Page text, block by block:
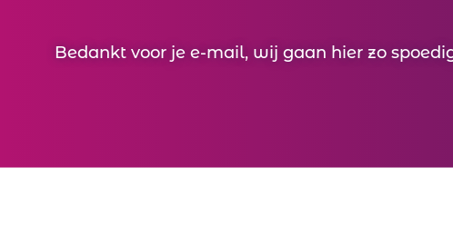
Bedankt voor je e-mail, wij gaan hier zo